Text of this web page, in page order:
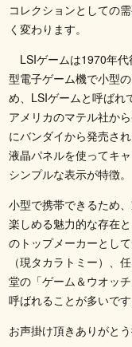
コレクションとしての
く変わります。
LSIゲームは1970年代
型電子ゲーム機で小型
め、LSIゲームと呼ばれ
アメリカのマテル社か
にバンダイから発売さ
液晶パネルを使ってキ
シンプルな表示が特徴。
小型で携帯できるため
楽しめる魅力的な存在
のトップメーカーとし
（現タカラトミー）、
堂の「ゲーム＆ウオッ
呼ばれることが多いです
お声掛け頂きありがと